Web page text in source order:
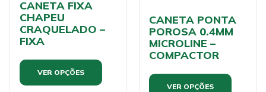
CANETA FIXA
CHAPEU
CRAQUELADO –
FIXA
VER OPÇÕES
CANETA PONTA
POROSA 0.4MM
MICROLINE –
COMPACTOR
VER OPÇÕES